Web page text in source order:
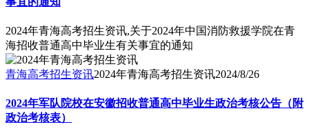
2024年青海高考招生资讯,关于2024年中国消防救援学院在青
海招收普通高中毕业生有关事宜的通知
青海高考招生资讯2024年青海高考招生资讯2024/8/26
2024年军队院校在安徽招收普通高中毕业生政治考核公告（附
政治考核表）